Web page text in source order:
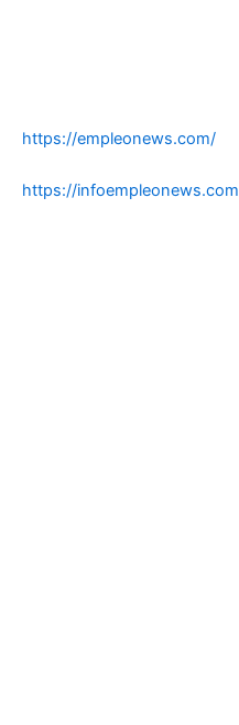
https://empleonews.com/
https://infoempleonews.com